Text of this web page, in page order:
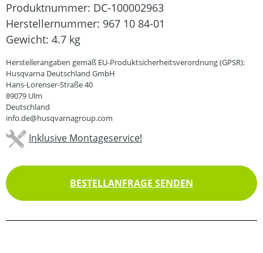
Produktnummer: DC-100002963
Herstellernummer: 967 10 84-01
Gewicht: 4.7 kg
Herstellerangaben gemäß EU-Produktsicherheitsverordnung (GPSR):
Husqvarna Deutschland GmbH
Hans-Lorenser-Straße 40
89079 Ulm
Deutschland
info.de@husqvarnagroup.com
Inklusive Montageservice!
BESTELLANFRAGE SENDEN